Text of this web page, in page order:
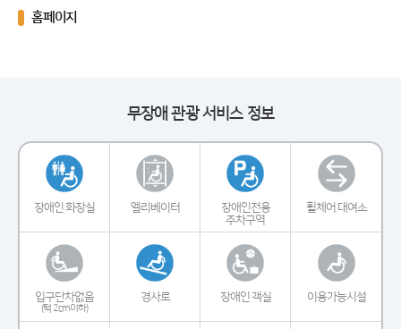
홈페이지
무장애 관광 서비스 정보
장애인 화장실 엘리베이터
장애인전용
주차구역
휠체어 대여소
입구단차없음
(턱 2cm이하)
경사로 장애인 객실 이용가능시설